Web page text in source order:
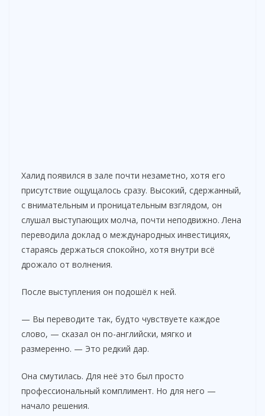
Халид появился в зале почти незаметно, хотя его
присутствие ощущалось сразу. Высокий, сдержанный,
с внимательным и проницательным взглядом, он
слушал выступающих молча, почти неподвижно. Лена
переводила доклад о международных инвестициях,
стараясь держаться спокойно, хотя внутри всё
дрожало от волнения.
После выступления он подошёл к ней.
— Вы переводите так, будто чувствуете каждое
слово, — сказал он по-английски, мягко и
размеренно. — Это редкий дар.
Она смутилась. Для неё это был просто
профессиональный комплимент. Но для него —
начало решения.